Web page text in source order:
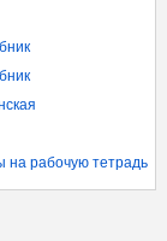
на рабочую тетрадь